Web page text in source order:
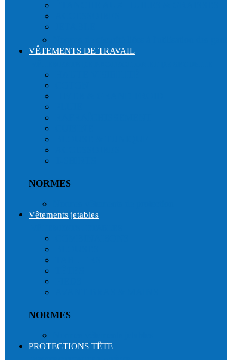
VÊTEMENTS DE TRAVAIL
NORMES
Vêtements jetables
NORMES
PROTECTIONS TÊTE